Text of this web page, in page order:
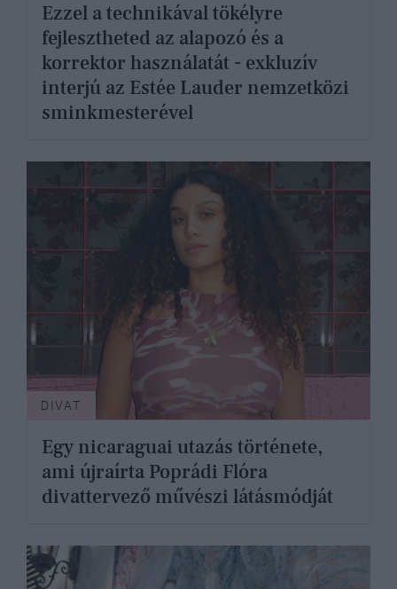
Ezzel a technikával tökélyre
fejlesztheted az alapozó és a
korrektor használatát - exkluzív
interjú az Estée Lauder nemzetközi
sminkmesterével
DIVAT
Egy nicaraguai utazás története,
ami újraírta Poprádi Flóra
divattervező művészi látásmódját